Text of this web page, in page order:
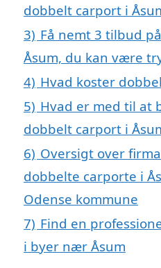
dobbelt carport i
3) Få nemt 3 tilbud
Åsum, du kan være
4) Hvad koster
5) Hvad er med til at
dobbelt carport i
6) Oversigt over
dobbelte carporte i
Odense kommune
7) Find en
i byer nær Åsum